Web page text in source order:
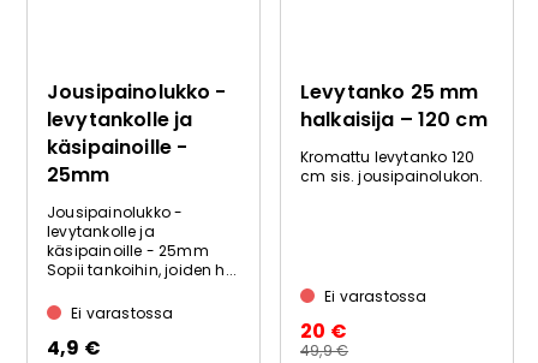
Jousipainolukko -
levytankolle ja
käsipainoille -
25mm
Jousipainolukko -
levytankolle ja
käsipainoille - 25mm
Sopii tankoihin, joiden h...
Ei varastossa
4,9 €
Levytanko 25 mm
halkaisija – 120 cm
Kromattu levytanko 120
cm sis. jousipainolukon.
Ei varastossa
49,9 €
20 €